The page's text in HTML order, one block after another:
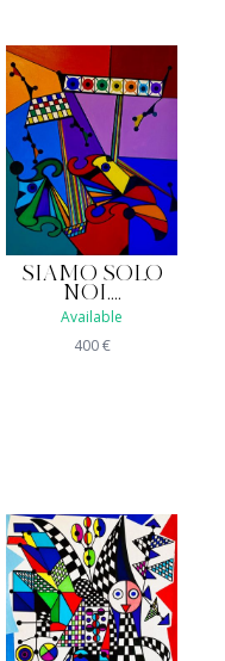
SIAMO SOLO
NOI....
Available
400€